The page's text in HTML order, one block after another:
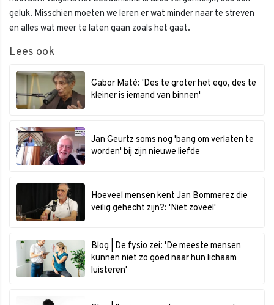
geluk. Misschien moeten we leren er wat minder naar te streven
en alles wat meer te laten gaan zoals het gaat.
Lees ook
Gabor Maté: 'Des te groter het ego, des te
kleiner is iemand van binnen'
Jan Geurtz soms nog 'bang om verlaten te
worden' bij zijn nieuwe liefde
Hoeveel mensen kent Jan Bommerez die
veilig gehecht zijn?: 'Niet zoveel'
Blog | De fysio zei: 'De meeste mensen
kunnen niet zo goed naar hun lichaam
luisteren'